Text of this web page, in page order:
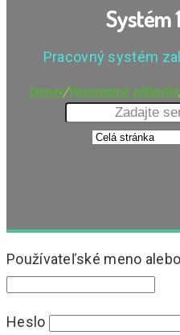
Systém
Pracovný systém
Domov/Vedomostná základňa
Používateľské meno
Heslo